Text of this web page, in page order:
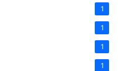
1
1
1
1